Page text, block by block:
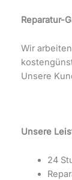
Reparatur-
Wir
Unsere
Unsere
24